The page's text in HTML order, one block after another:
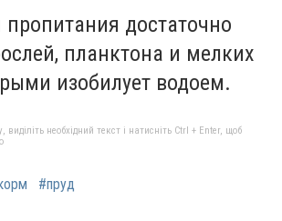
достаточно
планктона и мелких
изобилует водоем.
необхідний текст і натисніть Ctrl + Enter, щоб
#пруд